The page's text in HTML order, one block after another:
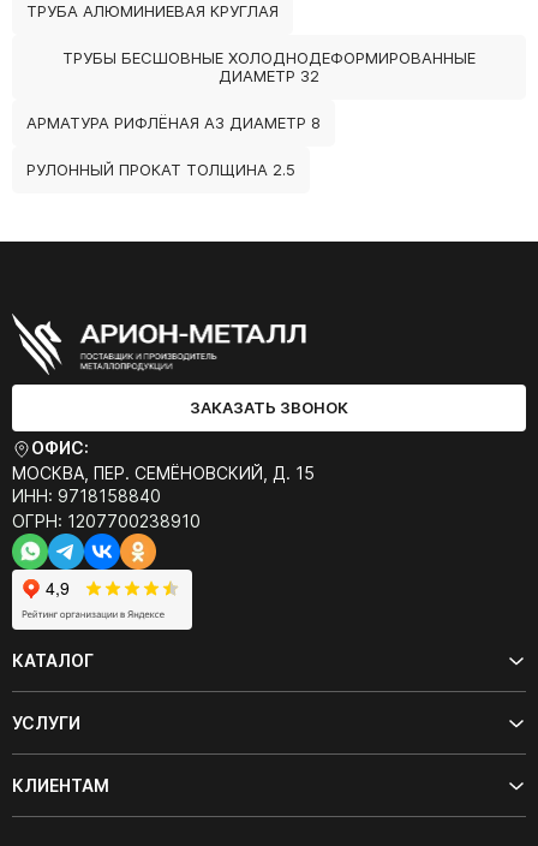
ТРУБА АЛЮМИНИЕВАЯ КРУГЛАЯ
ТРУБЫ БЕСШОВНЫЕ ХОЛОДНОДЕФОРМИРОВАННЫЕ
ДИАМЕТР 32
АРМАТУРА РИФЛЁНАЯ А3 ДИАМЕТР 8
РУЛОННЫЙ ПРОКАТ ТОЛЩИНА 2.5
ЗАКАЗАТЬ ЗВОНОК
ОФИС:
МОСКВА, ПЕР. СЕМЁНОВСКИЙ, Д. 15
ИНН: 9718158840
ОГРН: 1207700238910
КАТАЛОГ
УСЛУГИ
КЛИЕНТАМ